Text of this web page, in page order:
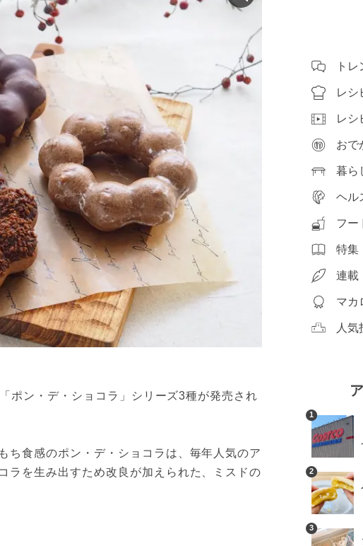
ポン・デ・ショコラ」シリーズ3種が発売され
ち食感のポン・デ・ショコラは、毎年人気のア
ラを生み出すため改良が加えられた、ミスドの
ト
レシ
レシ
おで
暮ら
ヘル
フー
特集
連載
マカ
人気
1
2
3